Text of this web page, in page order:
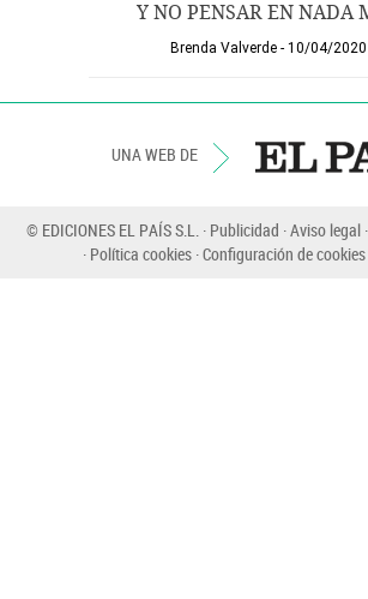
Y NO PENSAR EN NADA
Brenda Valverde 10/04/2020
UNA WEB DE
© EDICIONES EL PAÍS S.L. Publicidad Aviso legal
Política cookies Configuración de cookies